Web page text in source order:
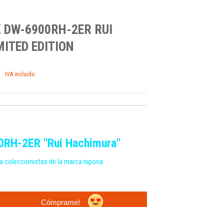
DW-6900RH-2ER RUI
EDITION
IVA incluido
2ER "Rui Hachimura"
coleccionistas de la marca nipona
Cómprame!